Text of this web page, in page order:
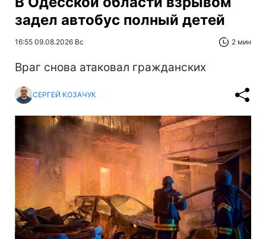
задел автобус полный детей
16:55 09.08.2026 Вс 2 мин
Враг снова атаковал гражданских
СЕРГЕЙ КОЗАЧУК